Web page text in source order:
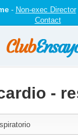
- Non-exec Director
Contact
-